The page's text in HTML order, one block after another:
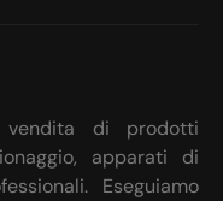
vendita di prodotti
apparati di
Eseguiamo